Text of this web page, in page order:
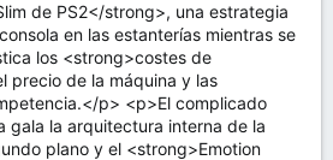
de PS2</strong>, una estrategia
en las estanterías mientras se
los <strong>costes de
precio de la máquina y las
p> <p>El complicado
gala la arquitectura interna de la
plano y el <strong>Emotion